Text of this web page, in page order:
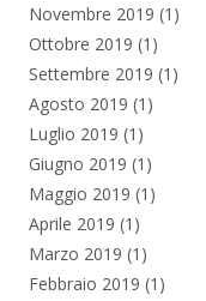
Novembre 2019 (1)
Ottobre 2019 (1)
Settembre 2019 (1)
Agosto 2019 (1)
Luglio 2019 (1)
Giugno 2019 (1)
Maggio 2019 (1)
Aprile 2019 (1)
Marzo 2019 (1)
Febbraio 2019 (1)